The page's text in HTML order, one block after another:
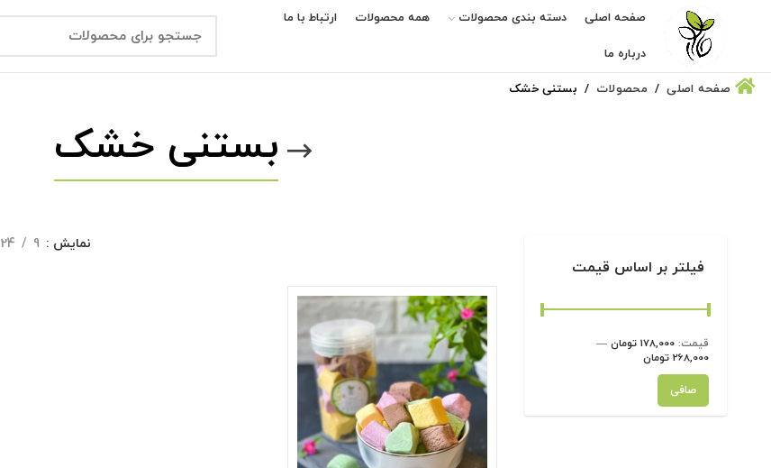
صفحه اصلی دسته بندی محصولات همه محصولات ارتباط با ما
درباره ما
صفحه اصلی محصولات بستنی خشک
بستنی خشک
فیلتر بر اساس قیمت
حداقل
قیمت
حداكثر
قيمت
صافی
قيمت: 178,000 تومان
—
268,000 تومان
نمایش 9
24